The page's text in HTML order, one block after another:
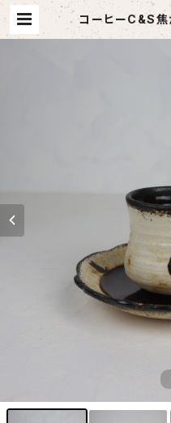
コーヒーC&S